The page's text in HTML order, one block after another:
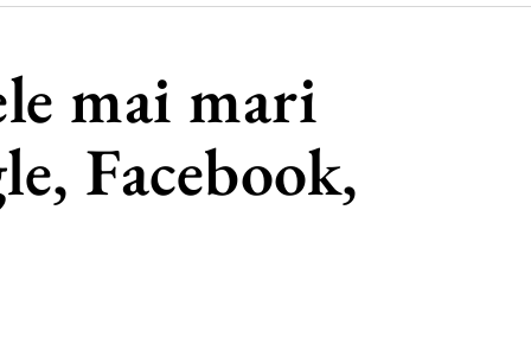
mai mari
Facebook,